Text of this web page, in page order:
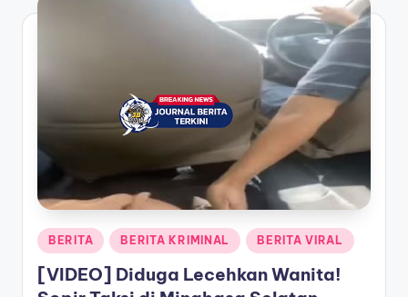
e
t
a
T
e
r
k
n
Posted
in
BERITA BERITA KRIMINAL BERITA VIRAL
[VIDEO] Diduga Lecehkan Wanita!